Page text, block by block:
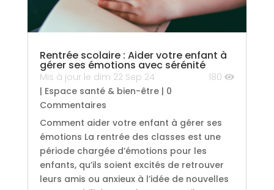
Rentrée scolaire : Aider votre enfant à
gérer ses émotions avec sérénité
Mis à jour le dim 22 Sep 24
180
| Espace santé & bien-être| 0
Commentaires
Comment aider votre enfant à gérer ses
émotions La rentrée des classes est une
période chargée d’émotions pour les
enfants, qu’ils soient excités de retrouver
leurs amis ou anxieux à l’idée de nouvelles